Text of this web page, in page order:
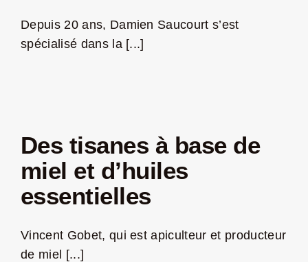
Depuis 20 ans, Damien Saucourt s’est
spécialisé dans la [...]
Des tisanes à base de
miel et d’huiles
essentielles
Vincent Gobet, qui est apiculteur et producteur
de miel [...]